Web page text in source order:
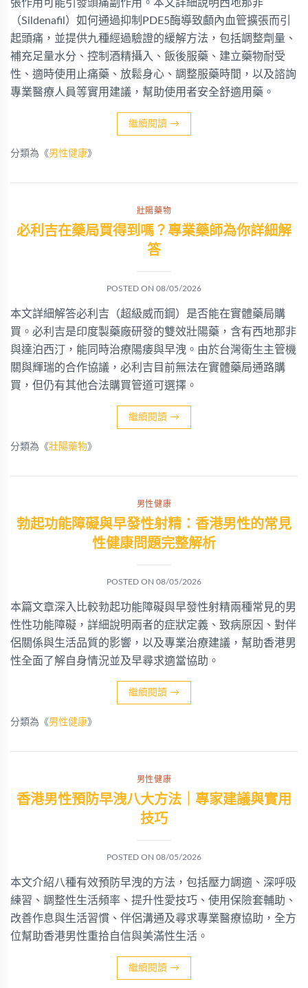
張作用可能引發頭痛副作用。本文詳細說明西地那非
（Sildenafil）如何通過抑制PDE5酶導致顱內血管擴張而引
起頭痛，並提供九種經過驗證的緩解方法，包括調整劑量、
補充足量水分、控制酒精攝入、飯後服藥、建立藥物耐受
性、適時使用止痛藥、放鬆身心、調整服藥時間，以及諮詢
專業醫療人員等實用建議，幫助使用者安全舒適用藥。
繼續閱讀 →
分類為《男性健康》
壯陽藥物
必利吉在藥局買得到嗎？專業藥師為你詳細解
答
POSTED ON 08/05/2026
本文詳細解答必利吉（超級威而鋼）是否能在實體藥局購
買。必利吉是印度製藥廠研發的雙效壯陽藥，含有西地那非
與達泊西汀，能同時治療陽痿與早洩。由於台灣衛生主管機
關與輝瑞的合作協議，必利吉目前無法在實體藥局通路購
買，但仍有其他合法購買管道可選擇。
繼續閱讀 →
分類為《壯陽藥物》
男性健康
勃起功能障礙與早發性射精：香港男性的常見
性健康問題完整解析
POSTED ON 08/05/2026
本篇文章深入比較勃起功能障礙與早發性射精兩種常見的男
性性功能障礙，詳細說明兩者的症狀定義、致病原因、對伴
侶關係與生活品質的影響，以及專業治療建議，幫助香港男
性全面了解自身情況並及早尋求適當協助。
繼續閱讀 →
分類為《男性健康》
男性健康
香港男性預防早洩八大方法｜專家建議與實用
技巧
POSTED ON 08/05/2026
本文介紹八種有效預防早洩的方法，包括壓力調適、深呼吸
練習、調整性生活頻率、提升性愛技巧、使用保險套輔助、
改善作息與生活習慣、伴侶溝通及尋求專業醫療協助，全方
位幫助香港男性重拾自信與美滿性生活。
繼續閱讀 →